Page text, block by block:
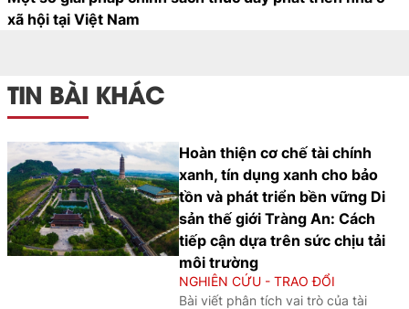
tiên cho các phân khúc phục vụ an sinh xã hội như nhà ở xã hội,
nhà ở công nhân và các dự án thương mại đáp ứng nhu cầu ở
xã hội tại Việt Nam
TIN BÀI KHÁC
Hoàn thiện cơ chế tài chính
xanh, tín dụng xanh cho bảo
tồn và phát triển bền vững Di
sản thế giới Tràng An: Cách
tiếp cận dựa trên sức chịu tải
môi trường
NGHIÊN CỨU - TRAO ĐỔI
Bài viết phân tích vai trò của tài